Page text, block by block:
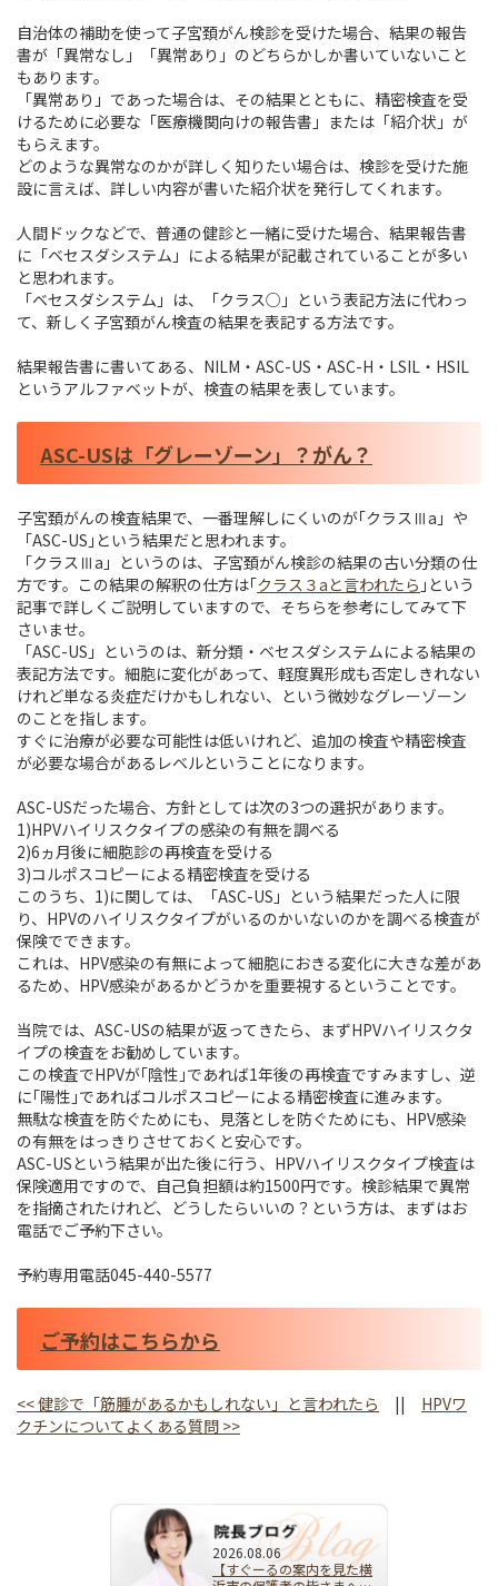
自治体の補助を使って子宮頚がん検診を受けた場合、結果の報告
書が「異常なし」「異常あり」のどちらかしか書いていないこと
もあります。
「異常あり」であった場合は、その結果とともに、精密検査を受
けるために必要な「医療機関向けの報告書」または「紹介状」が
もらえます。
どのような異常なのかが詳しく知りたい場合は、検診を受けた施
設に言えば、詳しい内容が書いた紹介状を発行してくれます。
人間ドックなどで、普通の健診と一緒に受けた場合、結果報告書
に「ベセスダシステム」による結果が記載されていることが多い
と思われます。
「ベセスダシステム」は、「クラス○」という表記方法に代わっ
て、新しく子宮頚がん検査の結果を表記する方法です。
結果報告書に書いてある、NILM・ASC-US・ASC-H・LSIL・HSIL
というアルファベットが、検査の結果を表しています。
ASC-USは「グレーゾーン」？がん？
子宮頚がんの検査結果で、一番理解しにくいのが｢クラスⅢa」や
「ASC-US｣という結果だと思われます。
「クラスⅢa」というのは、子宮頚がん検診の結果の古い分類の仕
方です。この結果の解釈の仕方は｢クラス３aと言われたら ｣という
記事で詳しくご説明していますので、そちらを参考にしてみて下
さいませ。
「ASC-US」というのは、新分類・ベセスダシステムによる結果の
表記方法です。細胞に変化があって、軽度異形成も否定しきれない
けれど単なる炎症だけかもしれない、という微妙なグレーゾーン
のことを指します。
すぐに治療が必要な可能性は低いけれど、追加の検査や精密検査
が必要な場合があるレベルということになります。
ASC-USだった場合、方針としては次の3つの選択があります。
1)HPVハイリスクタイプの感染の有無を調べる
2)6ヵ月後に細胞診の再検査を受ける
3)コルポスコピーによる精密検査を受ける
このうち、1)に関しては、「ASC-US」という結果だった人に限
り、HPVのハイリスクタイプがいるのかいないのかを調べる検査が
保険でできます。
これは、HPV感染の有無によって細胞におきる変化に大きな差があ
るため、HPV感染があるかどうかを重要視するということです。
当院では、ASC-USの結果が返ってきたら、まずHPVハイリスクタ
イプの検査をお勧めしています。
この検査でHPVが｢陰性｣であれば1年後の再検査ですみますし、逆
に｢陽性｣であればコルポスコピーによる精密検査に進みます。
無駄な検査を防ぐためにも、見落としを防ぐためにも、HPV感染
の有無をはっきりさせておくと安心です。
ASC-USという結果が出た後に行う、HPVハイリスクタイプ検査は
保険適用ですので、自己負担額は約1500円です。検診結果で異常
を指摘されたけれど、どうしたらいいの？という方は、まずはお
電話でご予約下さい。
予約専用電話045-440-5577
ご予約はこちらから
<<健診で「筋腫があるかもしれない」と言われたら || HPVワ
クチンについてよくある質問 >>
2026.08.06
【すぐーるの案内を見た横